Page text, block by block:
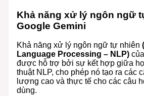
Khả năng xử lý ngôn ngữ
Google Gemini
Khả năng xử lý ngôn ngữ tự nhiên
Language Processing – NLP)
được hỗ trợ bởi sự kết hợp giữa
thuật NLP, cho phép nó tạo ra các
lượng cao và thực tế cho các câu
dùng.